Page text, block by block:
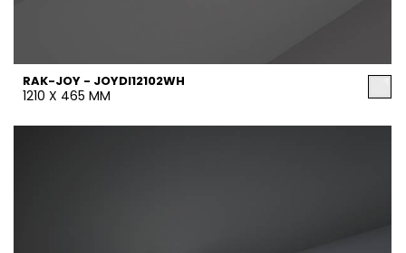
RAK-JOY - JOYDI12102WH
1210 X 465 MM